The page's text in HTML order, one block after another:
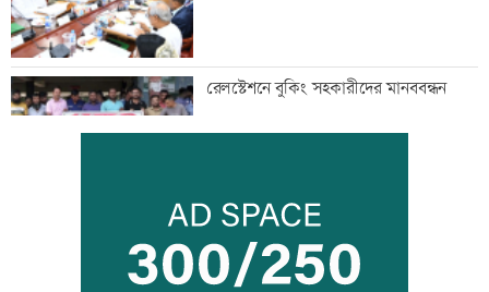
রেলস্টেশনে বুকিং সহকারীদের মানববন্ধন
জনগণ স্বৈরাচার-সন্ত্রাসের বিরুদ্ধে ঐক্যবদ্ধ:
জামায়াত আমীর